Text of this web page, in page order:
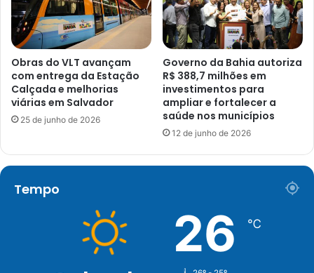
Obras do VLT avançam
com entrega da Estação
Calçada e melhorias
viárias em Salvador
25 de junho de 2026
Governo da Bahia autoriza
R$ 388,7 milhões em
investimentos para
ampliar e fortalecer a
saúde nos municípios
12 de junho de 2026
Tempo
26 ℃